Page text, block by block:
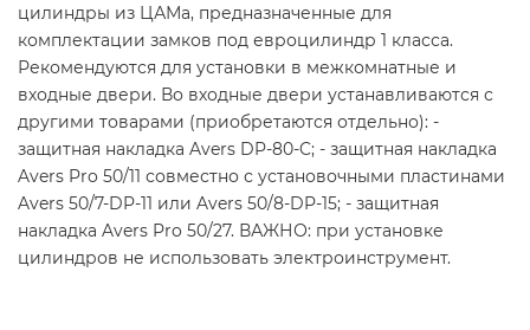
цилиндры из ЦАМа, предназначенные для
комплектации замков под евроцилиндр 1 класса.
Рекомендуются для установки в межкомнатные и
входные двери. Во входные двери устанавливаются с
другими товарами (приобретаются отдельно): -
защитная накладка Avers DP-80-C; - защитная накладка
Avers Pro 50/11 совместно с установочными пластинами
Avers 50/7-DP-11 или Avers 50/8-DP-15; - защитная
накладка Avers Pro 50/27. ВАЖНО: при установке
цилиндров не использовать электроинструмент.